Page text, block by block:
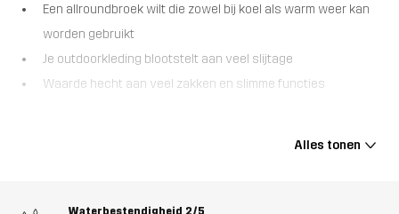
Een allroundbroek wilt die zowel bij koel als warm weer kan
worden gebruikt
Je outdoorkleding blootstelt aan veel slijtage
Waarde hecht aan veel zakken en slimme functies
die in een handomdraai in een korte broek kan worden veranderd.
Alles tonen
Waterbestendigheid 2/5